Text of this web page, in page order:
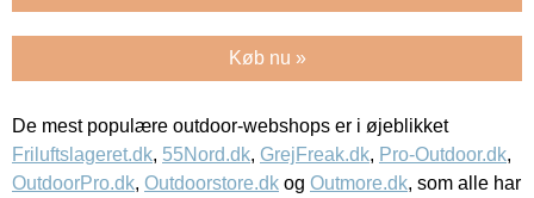
Køb nu »
De mest populære outdoor-webshops er i øjeblikket
Friluftslageret.dk, 55Nord.dk, GrejFreak.dk, Pro-Outdoor.dk,
OutdoorPro.dk, Outdoorstore.dk og Outmore.dk, som alle har